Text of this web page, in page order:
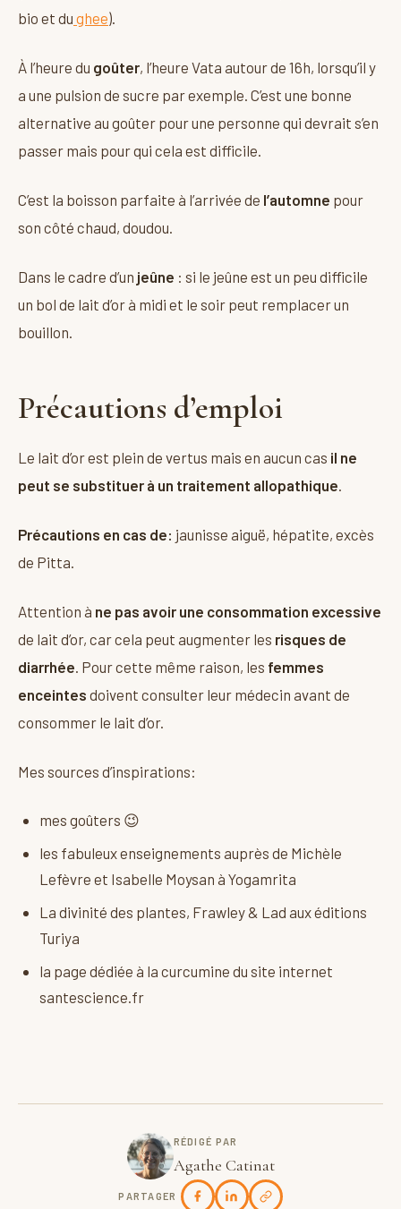
bio et du ghee).
À l’heure du goûter, l’heure Vata autour de 16h, lorsqu’il y
a une pulsion de sucre par exemple. C’est une bonne
alternative au goûter pour une personne qui devrait s’en
passer mais pour qui cela est difficile.
C’est la boisson parfaite à l’arrivée de l’automne pour
son côté chaud, doudou.
Dans le cadre d’un jeûne : si le jeûne est un peu difficile
un bol de lait d’or à midi et le soir peut remplacer un
bouillon.
Précautions d’emploi
Le lait d’or est plein de vertus mais en aucun cas il ne
peut se substituer à un traitement allopathique
Précautions en cas de: jaunisse aiguë, hépatite, excès
de Pitta.
Attention à ne pas avoir une consommation excessive
de lait d’or, car cela peut augmenter les risques de
diarrhée . Pour cette même raison, les femmes
enceintes doivent consulter leur médecin avant de
consommer le lait d’or.
Mes sources d’inspirations:
mes goûters 😉
les fabuleux enseignements auprès de Michèle
Lefèvre et Isabelle Moysan à Yogamrita
La divinité des plantes, Frawley & Lad aux éditions
Turiya
la page dédiée à la curcumine du site internet
santescience.fr
RÉDIGÉ PAR
Agathe Catinat
PARTAGER